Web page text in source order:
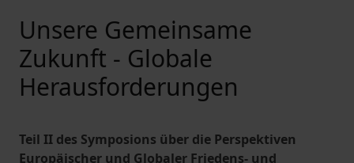
Unsere Gemeinsame
Zukunft - Globale
Herausforderungen
Teil II des Symposions über die Perspektiven
Europäischer und Globaler Friedens- und